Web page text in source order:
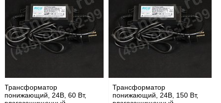
Трансформатор
понижающий, 24В, 60 Вт,
Трансформатор
понижающий, 24В, 150 Вт,